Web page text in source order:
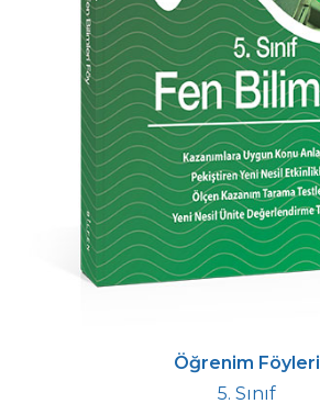
Öğrenim Föyleri
5. Sınıf